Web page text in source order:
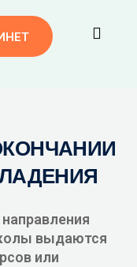
выдаются
или